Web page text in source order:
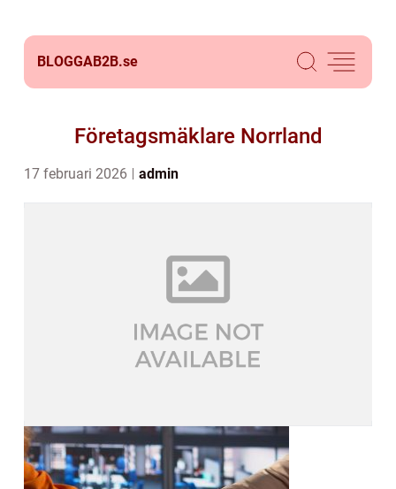
BLOGGAB2B.se
Företagsmäklare Norrland
17 februari 2026 admin